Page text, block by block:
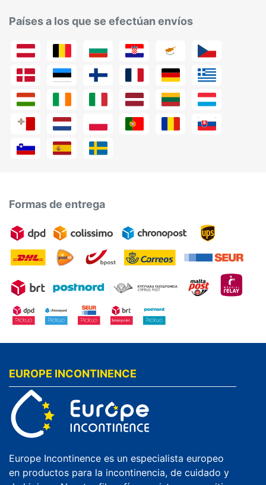
Países a los que se efectúan envíos
Formas de entrega
EUROPE INCONTINENCE
Europe Incontinence es un especialista europeo
en productos para la incontinencia, de cuidado y